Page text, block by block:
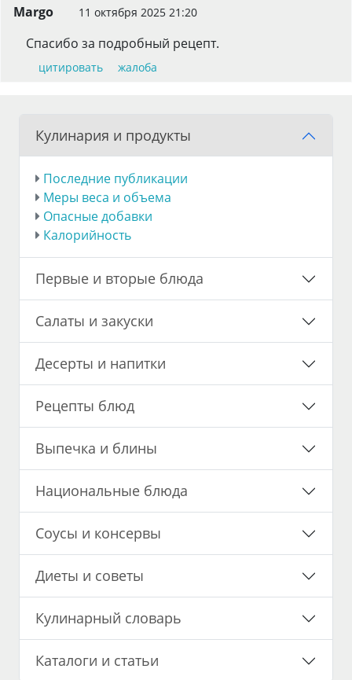
Margo 11 октября 2025 21:20
Спасибо за подробный рецепт.
цитировать жалоба
Кулинария и продукты
Последние публикации
Меры веса и объема
Опасные добавки
Калорийность
Первые и вторые блюда
Салаты и закуски
Десерты и напитки
Рецепты блюд
Выпечка и блины
Национальные блюда
Соусы и консервы
Диеты и советы
Кулинарный словарь
Каталоги и статьи